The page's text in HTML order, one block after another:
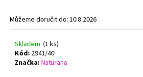
Můžeme doručit do: 10.8.2026
Skladem (1 ks)
Kód: 2941/40
Značka: Naturana
BAVLNĚNÉ
OBRÁZKOVÉ
PONOŽKY
KOČKY
LONKA